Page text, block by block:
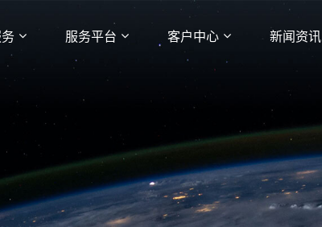
服务平台 客户中心 新闻资讯